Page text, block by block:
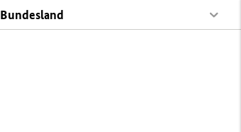
Bundesland